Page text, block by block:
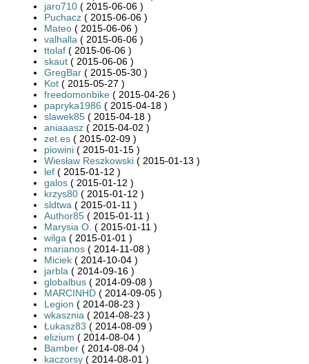
jaro710 ( 2015-06-06 )
Puchacz ( 2015-06-06 )
Mateo ( 2015-06-06 )
valhalla ( 2015-06-06 )
ttolaf ( 2015-06-06 )
skaut ( 2015-06-06 )
GregBar ( 2015-05-30 )
Kot ( 2015-05-27 )
freedomonbike ( 2015-04-26 )
papryka1986 ( 2015-04-18 )
slawek85 ( 2015-04-18 )
aniaaasz ( 2015-04-02 )
zet.es ( 2015-02-09 )
piowini ( 2015-01-15 )
Wiesław Reszkowski ( 2015-01-13 )
lef ( 2015-01-12 )
galos ( 2015-01-12 )
krzys80 ( 2015-01-12 )
sldtwa ( 2015-01-11 )
Author85 ( 2015-01-11 )
Marysia O. ( 2015-01-11 )
wilga ( 2015-01-01 )
marianos ( 2014-11-08 )
Miciek ( 2014-10-04 )
jarbla ( 2014-09-16 )
globalbus ( 2014-09-08 )
MARCINHD ( 2014-09-05 )
Legion ( 2014-08-23 )
wkasznia ( 2014-08-23 )
Łukasz83 ( 2014-08-09 )
elizium ( 2014-08-04 )
Bamber ( 2014-08-04 )
kaczorsy ( 2014-08-01 )